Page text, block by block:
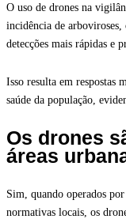
O uso de drones na
incidência de
detecções mais rápidas e
Isso resulta em respostas
saúde da população,
Os drones
áreas
Sim, quando operados
normativas locais, os